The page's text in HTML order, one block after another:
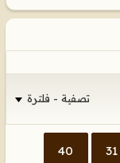
تصفية - فلترة
31
40